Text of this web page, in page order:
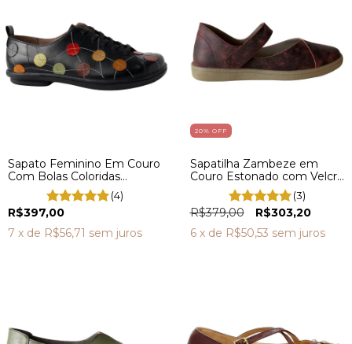
Sapato Feminino Em Couro
Com Bolas Coloridas
AM0011
(4)
R$397,00
7 x de R$56,71 sem juros
20% OFF
Sapatilha Zambeze em
Couro Estonado com Velcro
GR0002
(3)
R$379,00
R$303,20
6 x de R$50,53 sem juros